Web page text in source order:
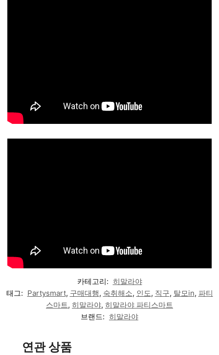
카테고리: 히말라야
태그: Partysmart, 구매대행, 숙취해소, 인도, 직구, 탈모in, 파티
스마트, 히말라야, 히말라야 파티스마트
브랜드: 히말라야
연관 상품